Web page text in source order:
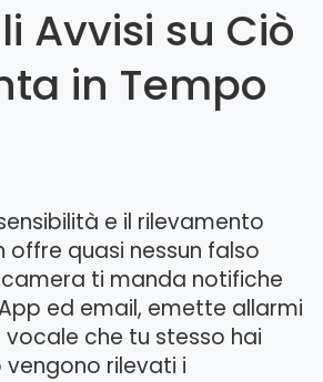
Avvisi su Ciò
in Tempo
e il rilevamento
offre quasi nessun falso
ti manda notifiche
ed email, emette allarmi
che tu stesso hai
rilevati i